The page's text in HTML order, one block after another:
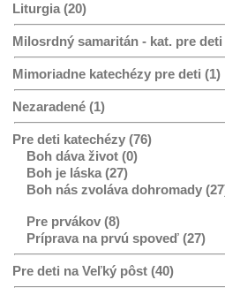
Liturgia (20)
Milosrdný samaritán - kat. pre deti
Mimoriadne katechézy pre deti (1)
Nezaradené (1)
Pre deti katechézy (76)
Boh dáva život (0)
Boh je láska (27)
Boh nás zvoláva dohromady
Pre prvákov (8)
Príprava na prvú spoveď (27)
Pre deti na Veľký pôst (40)